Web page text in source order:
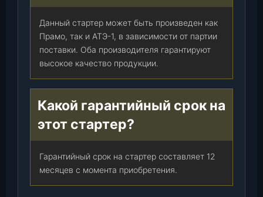
Данный стартер может быть произведен как
Прамо, так и АТЭ-1, в зависимости от партии
поставки. Оба производителя гарантируют
высокое качество продукции.
Какой гарантийный срок на
этот стартер?
Гарантийный срок на стартер составляет 12
месяцев с момента приобретения.